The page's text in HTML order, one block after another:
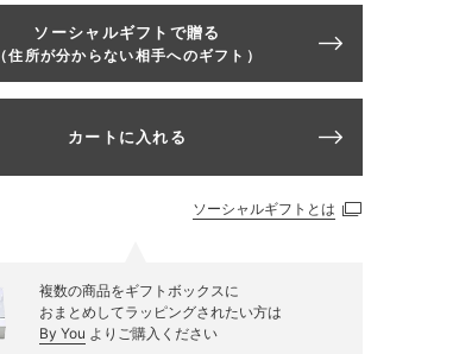
ソーシャルギフトで贈る
（住所が分からない相手へのギフト）
カートに入れる
ソーシャルギフトとは
複数の商品をギフトボックスに
おまとめしてラッピングされたい方は
By You よりご購入ください